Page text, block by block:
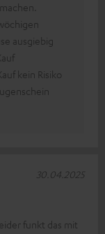
ausgiebig
kein Risiko
funkt das mit
30.04.2025